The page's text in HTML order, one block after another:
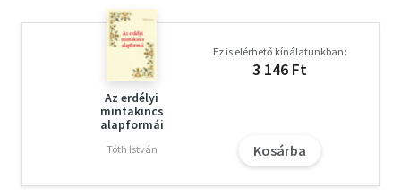
már keresztül. Csak azt tudjuk szeretni, akit ismerünk. Én
úgy szerettem meg cigány testvéreinket, hogy
ellátogattam az otthonaikba, megismertem a
gyerekeket, az öregeket, együtt énekeltünk. Ez a kis könyv
egy ilyen látogatásra hív. Isten hozott!
Az erdélyi
mintakincs
alapformái
Tóth István
Ez is elérhető kínálatunkban:
3 146 Ft
Kosárba